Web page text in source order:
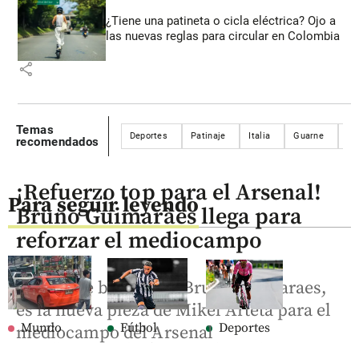
¿Tiene una patineta o cicla eléctrica? Ojo a
las nuevas reglas para circular en Colombia
share
Temas
recomendados
Deportes Patinaje Italia Guarne
Para seguir leyendo
Mundo Fútbol Deportes
¡Refuerzo top para el Arsenal!
Bruno Guimarães llega para
reforzar el mediocampo
El volante brasileño, Bruno Guimaraes,
es la nueva pieza de Mikel Arteta para el
mediocampo del Arsenal